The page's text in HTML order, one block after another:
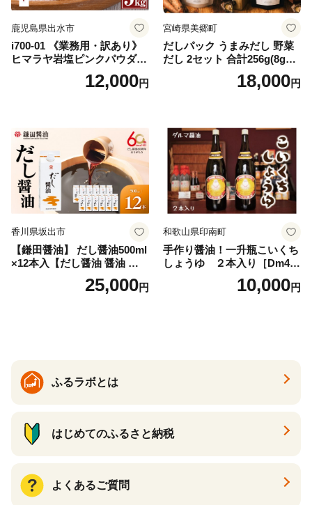
鹿児島県出水市
i700-01 《業務用・訳あり》
ヒマラヤ岩塩ピンクパウダー
タイプ(5kg) 岩塩 塩 調味料
しお 保存料不使用 天然 パウ
ティースマイル】
12,000円
宮崎県美郷町
だしパック うまみだし 野菜
だし 2セット 合計256g(8g×8
パック×2種×2セット) [岡田商
店 宮崎県 美郷町 31ac0069]
18,000円
香川県坂出市
【鎌田醤油】 だし醤油500ml
×12本入【だし醤油 醤油 人気
おすすめ 人気だし醤油 出汁
25,000円
和歌山県印南町
手作り醤油！一升瓶こいくち
しょうゆ ２本入り［Dm4］
｜手作り 醤油 和歌山県 印南
町 一升瓶 こいくちしょうゆ
10,000円
ふるラボとは
はじめてのふるさと納税
よくあるご質問